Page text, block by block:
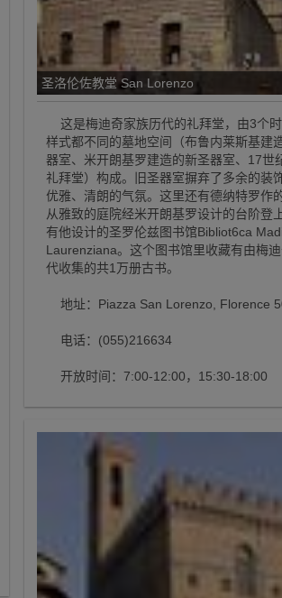
圣洛伦佐教堂 San Lorenzo
这是梅迪奇家族历代的礼拜堂，由3个
样式都不同的墓地空间（布鲁内莱斯基建
器室、米开朗基罗建造的新圣器室、17世
礼拜堂）构成。旧圣器室摒弃了多余的装
优雅、清朗的气氛。这里还有德纳特罗作
从雅致的庭院经米开朗基罗设计的台阶登
有他设计的圣罗伦兹图书馆Bibliot6ca
Laurenziana。这个图书馆里收藏有由梅
代收集的共1万册古书。
地址：Piazza San Lorenzo, Florence
电话：(055)216634
开放时间：7:00-12:00，15:30-18:00